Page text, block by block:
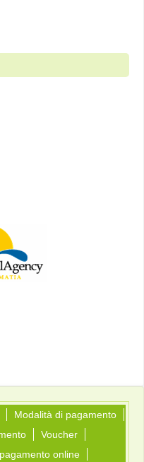
Modalità di pagamento
Voucher
online